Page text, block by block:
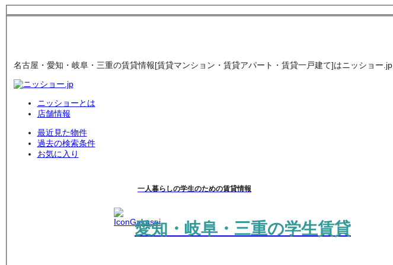
名古屋・愛知・岐阜・三重の賃貸情報[賃貸マンション・賃貸アパート・賃貸一戸建て]はニッショー.jp
ニッショーとは
店舗情報
最近見た物件
過去の検索条件
お気に入り
一人暮らしの学生のための賃貸情報
愛知・岐阜・三重の学生賃貸